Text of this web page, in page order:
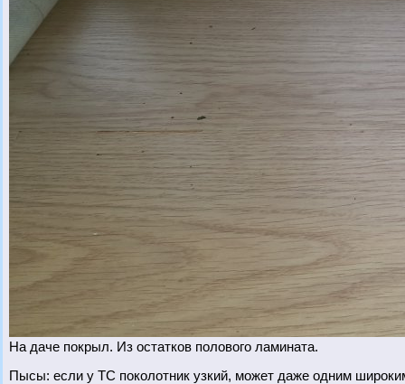
На даче покрыл. Из остатков полового ламината.
Пысы: если у ТС поколотник узкий, может даже одним